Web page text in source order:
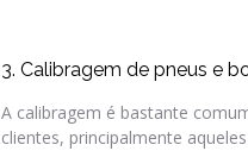
3. Calibragem de pneus e
A calibragem é bastante
clientes, principalmente